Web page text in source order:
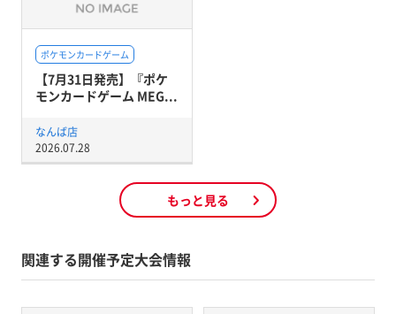
ポケモンカードゲーム
【7月31日発売】『ポケ
モンカードゲーム MEG...
なんば店
2026.07.28
もっと見る
関連する開催予定大会情報